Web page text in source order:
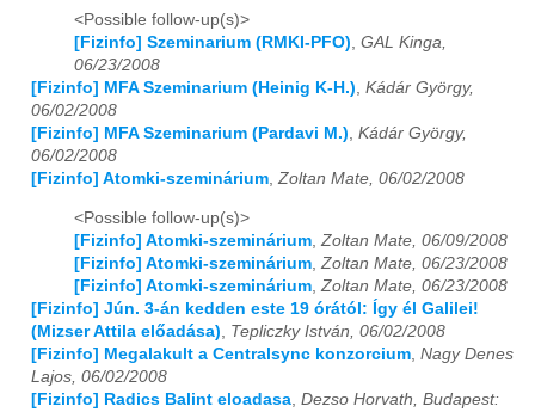
01 02 03 04 05 06 07 08 09 10 11 12
2015 01 02 03 04 05 06 07 08 09 10 11 12
2016 01 02 03 04 05 06 07 08 09 10 11 12
2017 01 02 03 04 05 06 07 08 09 10 11 12
01 02 03 04 05 06 07 08 10 11 12
01 02 03 04 05 06 07 08 09 10 11 12
2020 01 02 03 04 05 06 07 08 09 10 11 12
2021 01 02 03 04
<Possible follow-up(s)>
[Fizinfo] Szeminarium (RMKI-PFO), GAL Kinga,
06/23/2008
[Fizinfo] MFA Szeminarium (Heinig K-H.), Kádár György,
06/02/2008
[Fizinfo] MFA Szeminarium (Pardavi M.), Kádár György,
06/02/2008
[Fizinfo] Atomki-szeminárium,Zoltan Mate, 06/02/2008
<Possible follow-up(s)>
[Fizinfo] Atomki-szeminárium,Zoltan Mate, 06/09/2008
[Fizinfo] Atomki-szeminárium,Zoltan Mate, 06/23/2008
[Fizinfo] Atomki-szeminárium,Zoltan Mate, 06/23/2008
[Fizinfo] Jún. 3-án kedden este 19 órától: Így él Galilei!
(Mizser Attila előadása), Tepliczky István, 06/02/2008
[Fizinfo] Megalakult a Centralsync konzorcium, Nagy Denes
Lajos, 06/02/2008
[Fizinfo] Radics Balint eloadasa, Dezso Horvath, Budapest: